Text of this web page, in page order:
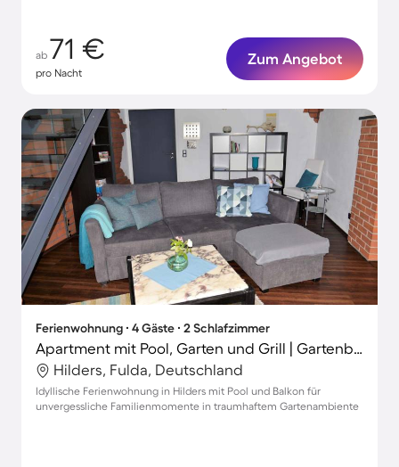
ab 71 €
pro Nacht
Zum Angebot
Ferienwohnung ∙ 4 Gäste ∙ 2 Schlafzimmer
Apartment mit Pool, Garten und Grill | Gartenblick | Perfekt für die Arbeit von Zuhause
Hilders, Fulda, Deutschland
Idyllische Ferienwohnung in Hilders mit Pool und Balkon für
unvergessliche Familienmomente in traumhaftem Gartenambiente